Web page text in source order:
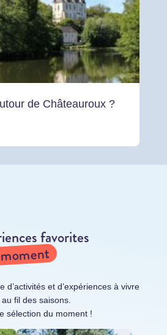
de Châteauroux ?
favorites
d’activités et d’expériences à vivre
fil des saisons.
sélection du moment !